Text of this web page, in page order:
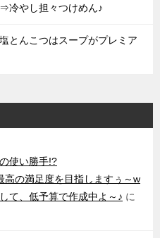
冷やし担々つけめん♪
とんこつはスープがプレミア
使い勝手!?
の満足度を目指しますぅ～w
て、低予算で作成中よ～♪ に